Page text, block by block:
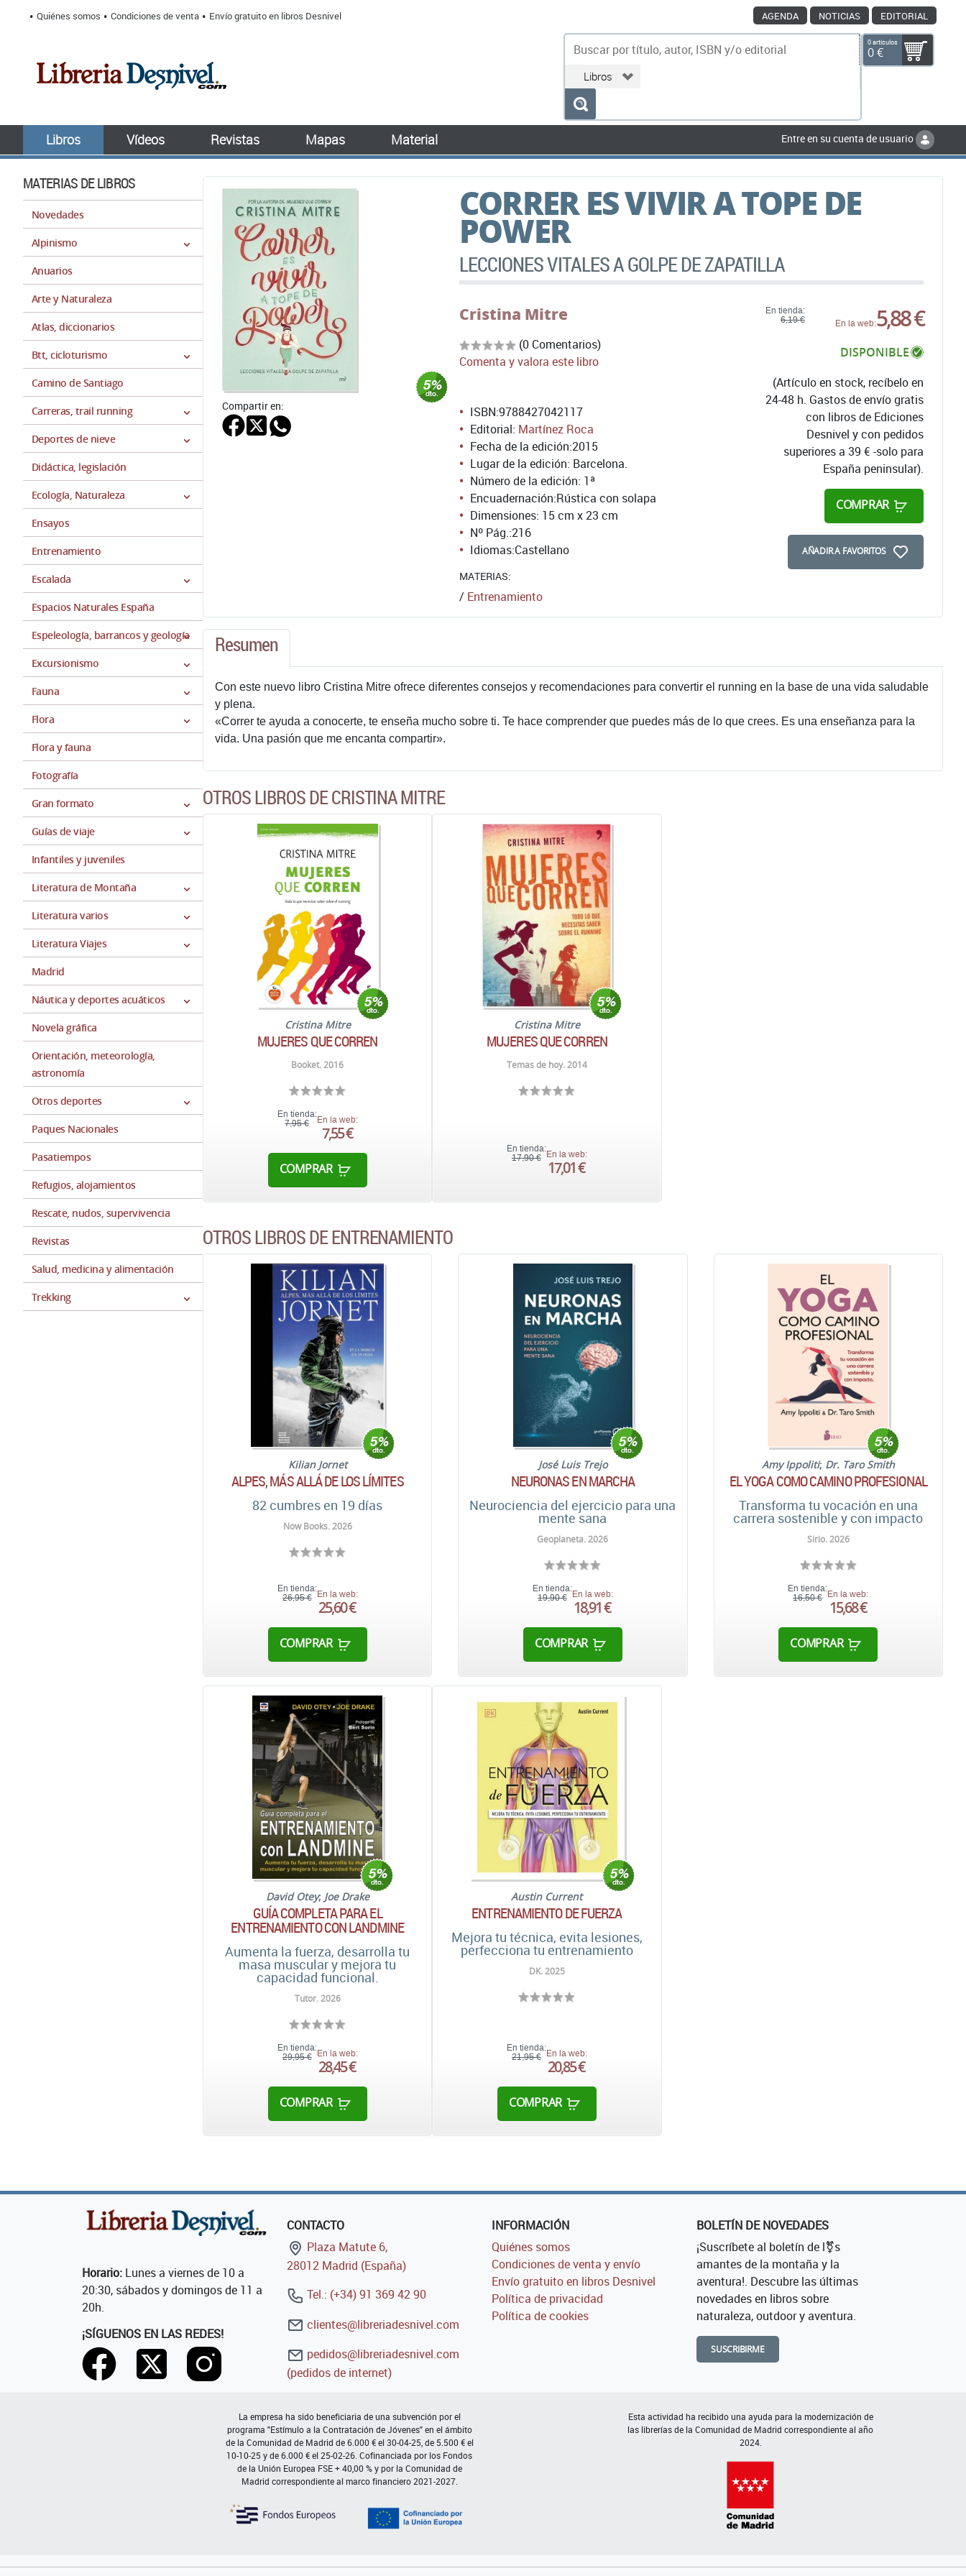
Quiénes somos Condiciones de venta Envío gratuito en libros Desnivel AGENDA NOTICIAS EDITORIAL
0 artículos
0 €
Libros Vídeos Revistas Mapas Material Entre en su cuenta de usuario
MATERIAS DE LIBROS
Novedades
Alpinismo
Anuarios
Arte y Naturaleza
Atlas, diccionarios
Btt, cicloturismo
Camino de Santiago
Carreras, trail running
Deportes de nieve
Didáctica, legislación
Ecología, Naturaleza
Ensayos
Entrenamiento
Escalada
Espacios Naturales España
Espeleología, barrancos y geología
Excursionismo
Fauna
Flora
Flora y fauna
Fotografía
Gran formato
Guías de viaje
Infantiles y juveniles
Literatura de Montaña
Literatura varios
Literatura Viajes
Madrid
Náutica y deportes acuáticos
Novela gráfica
Orientación, meteorología,
astronomía
Otros deportes
Paques Nacionales
Pasatiempos
Refugios, alojamientos
Rescate, nudos, supervivencia
Revistas
Salud, medicina y alimentación
Trekking
CORRER ES VIVIR A TOPE DE
POWER
LECCIONES VITALES A GOLPE DE ZAPATILLA
Compartir en:
Cristina Mitre
(0 Comentarios)
Comenta y valora este libro
En tienda:
6,19 €
En la web:5,88 €
DISPONIBLE
(Artículo en stock, recíbelo en
24-48 h. Gastos de envío gratis
con libros de Ediciones
Desnivel y con pedidos
superiores a 39 € -solo para
España peninsular).
COMPRAR
AÑADIR A FAVORITOS
ISBN:9788427042117
Editorial: Martínez Roca
Fecha de la edición:2015
Lugar de la edición: Barcelona.
Número de la edición: 1ª
Encuadernación:Rústica con solapa
Dimensiones: 15 cm x 23 cm
Nº Pág.:216
Idiomas:Castellano
MATERIAS:
/ Entrenamiento
Resumen
Con este nuevo libro Cristina Mitre ofrece diferentes consejos y recomendaciones para convertir el running en la base de una vida saludable
y plena.
«Correr te ayuda a conocerte, te enseña mucho sobre ti. Te hace comprender que puedes más de lo que crees. Es una enseñanza para la
vida. Una pasión que me encanta compartir».
OTROS LIBROS DE CRISTINA MITRE
Cristina Mitre
MUJERES QUE CORREN
Booket. 2016
En tienda:
7,95 €
En la web:
7,55 €
COMPRAR
Cristina Mitre
MUJERES QUE CORREN
Temas de hoy. 2014
En tienda:
17,90 € En la web:
17,01 €
OTROS LIBROS DE ENTRENAMIENTO
Kilian Jornet
ALPES, MÁS ALLÁ DE LOS LÍMITES
82 cumbres en 19 días
Now Books. 2026
En tienda:
26,95 € En la web:
25,60 €
COMPRAR
José Luis Trejo
NEURONAS EN MARCHA
Neurociencia del ejercicio para una
mente sana
Geoplaneta. 2026
En tienda:
19,90 € En la web:
18,91 €
COMPRAR
Amy Ippoliti; Dr. Taro Smith
EL YOGA COMO CAMINO PROFESIONAL
Transforma tu vocación en una
carrera sostenible y con impacto
Sirio. 2026
En tienda:
16,50 €
En la web:
15,68 €
COMPRAR
David Otey; Joe Drake
GUÍA COMPLETA PARA EL
ENTRENAMIENTO CON LANDMINE
Aumenta la fuerza, desarrolla tu
masa muscular y mejora tu
capacidad funcional.
Tutor. 2026
En tienda:
29,95 € En la web:
28,45 €
COMPRAR
Austin Current
ENTRENAMIENTO DE FUERZA
Mejora tu técnica, evita lesiones,
perfecciona tu entrenamiento
DK. 2025
En tienda:
21,95 € En la web:
20,85 €
COMPRAR
Horario: Lunes a viernes de 10 a
20:30, sábados y domingos de 11 a
20h.
¡SÍGUENOS EN LAS REDES!
CONTACTO
Plaza Matute 6,
28012 Madrid (España)
Tel.: (+34) 91 369 42 90
clientes@libreriadesnivel.com
pedidos@libreriadesnivel.com
(pedidos de internet)
INFORMACIÓN
Quiénes somos
Condiciones de venta y envío
Envío gratuito en libros Desnivel
Política de privacidad
Política de cookies
BOLETÍN DE NOVEDADES
¡Suscríbete al boletín de l⚧s
amantes de la montaña y la
aventura!. Descubre las últimas
novedades en libros sobre
naturaleza, outdoor y aventura.
SUSCRIBIRME
La empresa ha sido beneficiaria de una subvención por el
programa "Estímulo a la Contratación de Jóvenes" en el ámbito
de la Comunidad de Madrid de 6.000 € el 30-04-25, de 5.500 € el
10-10-25 y de 6.000 € el 25-02-26. Cofinanciada por los Fondos
de la Unión Europea FSE + 40,00 % y por la Comunidad de
Madrid correspondiente al marco financiero 2021-2027.
Esta actividad ha recibido una ayuda para la modernización de
las librerías de la Comunidad de Madrid correspondiente al año
2024.